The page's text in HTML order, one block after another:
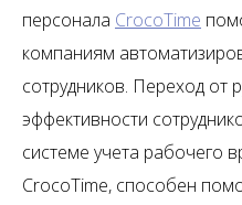
персонала CrocoTime
компаниям
сотрудников. Переход от
эффективности
системе учета рабочего
CrocoTime, способен